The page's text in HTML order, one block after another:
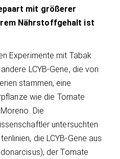
mit größerer
Nährstoffgehalt ist
Experimente mit Tabak
LCYB-Gene, die von
stammen, eine
wie die Tomate
Die
untersuchten
die LCYB-Gene aus
der Tomate